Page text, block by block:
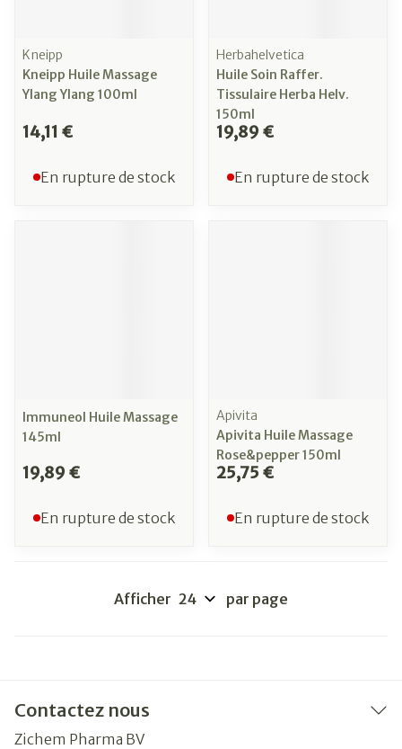
Kneipp
Kneipp Huile Massage
Ylang Ylang 100ml
14,11 €
En rupture de stock
Herbahelvetica
Huile Soin Raffer.
Tissulaire Herba Helv.
150ml
19,89 €
En rupture de stock
Immuneol Huile Massage
145ml
19,89 €
En rupture de stock
Apivita
Apivita Huile Massage
Rose&pepper 150ml
25,75 €
En rupture de stock
Afficher par page
Contactez nous
Zichem Pharma BV